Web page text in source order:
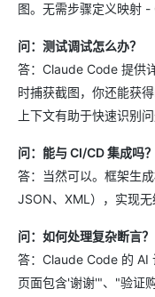
图。无需步骤定义映射 -
问：测试调试怎么办？
答：Claude Code 提供
时捕获截图，你还能获
上下文有助于快速识别问
问：能与 CI/CD 集成吗？
答：当然可以。框架生
JSON、XML），实现无
问：如何处理复杂断言？
答：Claude Code 的 AI
页面包含'谢谢'"、"验证